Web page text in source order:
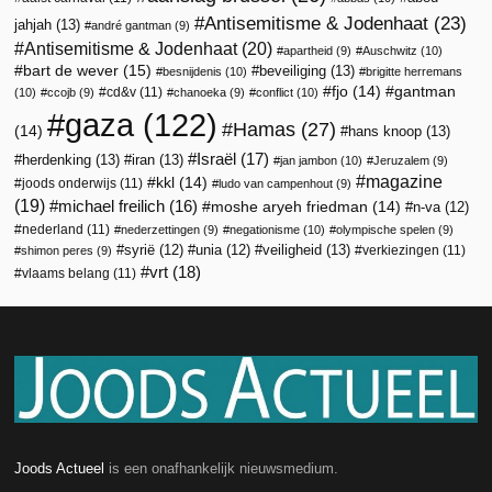
jahjah (13) andré gantman (9) Antisemitisme & Jodenhaat (23)
Antisemitisme & Jodenhaat(20) apartheid (9) Auschwitz (10)
bart de wever (15) besnijdenis (10) beveiliging (13)
brigitte herremans
(10)
ccojb (9) cd&v (11) chanoeka (9) conflict (10) fjo (14) gantman
(14) gaza(122) Hamas (27) hans knoop (13)
herdenking (13) iran (13) Israël (17) jan jambon (10) Jeruzalem (9)
joods onderwijs (11) kkl (14) ludo van campenhout (9)
magazine
(19)
michael freilich (16) moshe aryeh friedman (14) n-va(12)
nederland (11) nederzettingen (9) negationisme (10) olympische spelen (9)
shimon peres (9) syrië (12) unia(12) veiligheid (13) verkiezingen (11)
vlaams belang (11) vrt (18)
Joods Actueel is een onafhankelijk nieuwsmedium.